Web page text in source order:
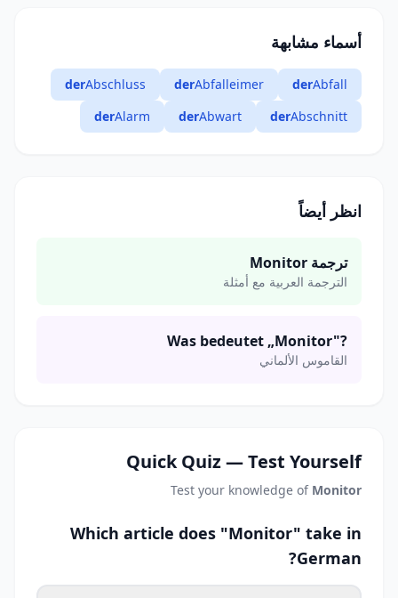
أسماء مشابهة
derAbfall
derAbfalleimer
derAbschluss
derAbschnitt
derAbwart
derAlarm
انظر أيضاً
ترجمة Monitor
الترجمة العربية مع أمثلة
Was bedeutet „Monitor"?
القاموس الألماني
Quick Quiz — Test Yourself
Test your knowledge of Monitor
Which article does "Monitor" take in
German?